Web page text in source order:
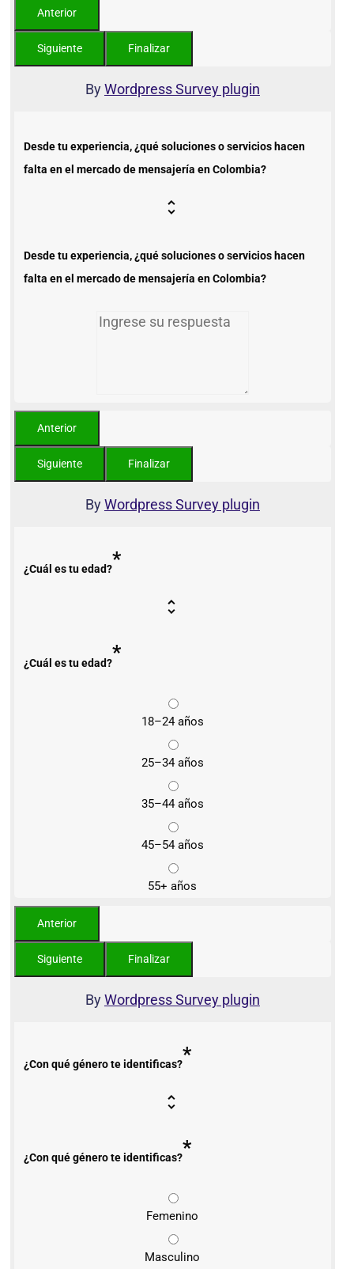
ByWordpress Survey plugin
Desde tu experiencia, ¿qué soluciones o servicios hacen
falta en el mercado de mensajería en Colombia?
Desde tu experiencia, ¿qué soluciones o servicios hacen
falta en el mercado de mensajería en Colombia?
ByWordpress Survey plugin
¿Cuál es tu edad?*
¿Cuál es tu edad?*
18–24 años
25–34 años
35–44 años
45–54 años
55+ años
ByWordpress Survey plugin
¿Con qué género te identificas?*
¿Con qué género te identificas?*
Femenino
Masculino